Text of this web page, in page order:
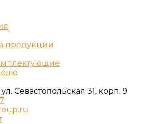
продукции
Севастопольская 31, корп. 9